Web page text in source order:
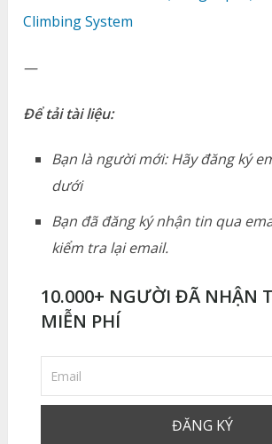
Climbing System
—
Để tải tài liệu:
Bạn là người mới: Hãy đăng ký
dưới
Bạn đã đăng ký nhận tin qua
kiểm tra lại email.
10.000+ NGƯỜI ĐÃ NHẬN
MIỄN PHÍ